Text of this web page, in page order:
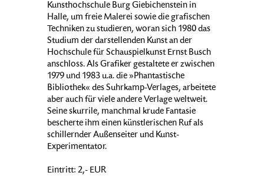
Kunsthochschule Burg Giebichenstein in
Halle, um freie Malerei sowie die grafischen
Techniken zu studieren, woran sich 1980 das
Studium der darstellenden Kunst an der
Hochschule für Schauspielkunst Ernst Busch
anschloss. Als Grafiker gestaltete er zwischen
1979 und 1983 u.a. die »Phantastische
Bibliothek« des Suhrkamp-Verlages, arbeitete
aber auch für viele andere Verlage weltweit.
Seine skurrile, manchmal krude Fantasie
bescherte ihm einen künstlerischen Ruf als
schillernder Außenseiter und Kunst-
Experimentator.
Eintritt: 2,- EUR